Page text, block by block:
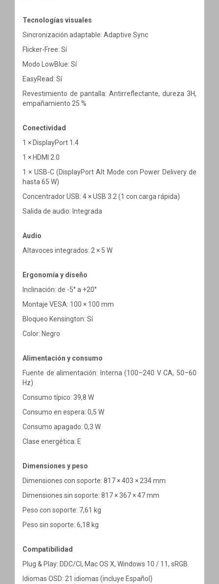
Tecnologías visuales
Sincronización adaptable: Adaptive Sync
Flicker-Free: Sí
Modo LowBlue: Sí
EasyRead: Sí
Revestimiento de pantalla: Antirreflectante, dureza 3H,
empañamiento 25 %
Conectividad
1 × DisplayPort 1.4
1 × HDMI 2.0
1 × USB-C (DisplayPort Alt Mode con Power Delivery de
hasta 65 W)
Concentrador USB: 4 × USB 3.2 (1 con carga rápida)
Salida de audio: Integrada
Audio
Altavoces integrados: 2 × 5 W
Ergonomía y diseño
Inclinación: de -5° a +20°
Montaje VESA: 100 × 100 mm
Bloqueo Kensington: Sí
Color: Negro
Alimentación y consumo
Fuente de alimentación: Interna (100–240 V CA, 50–60
Hz)
Consumo típico: 39,8 W
Consumo en espera: 0,5 W
Consumo apagado: 0,3 W
Clase energética: E
Dimensiones y peso
Dimensiones con soporte: 817 × 403 × 234 mm
Dimensiones sin soporte: 817 × 367 × 47 mm
Peso con soporte: 7,61 kg
Peso sin soporte: 6,18 kg
Compatibilidad
Plug & Play: DDC/CI, Mac OS X, Windows 10 / 11, sRGB
Idiomas OSD: 21 idiomas (incluye Español)